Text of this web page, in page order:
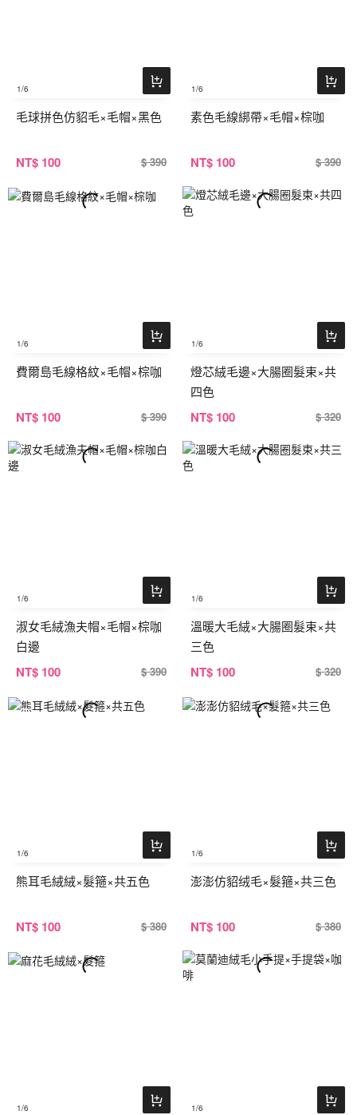
1/6
毛球拼色仿貂毛×毛帽×黑色
NT$ 100 $ 390
1/6
素色毛線綁帶×毛帽×棕咖
NT$ 100 $ 390
1/6
費爾島毛線格紋×毛帽×棕咖
NT$ 100 $ 390
1/6
燈芯絨毛邊×大腸圈髮束×共
四色
NT$ 100 $ 320
1/6
淑女毛絨漁夫帽×毛帽×棕咖
白邊
NT$ 100 $ 390
1/6
溫暖大毛絨×大腸圈髮束×共
三色
NT$ 100 $ 320
1/6
熊耳毛絨絨×髮箍×共五色
NT$ 100 $ 380
1/6
澎澎仿貂绒毛×髮箍×共三色
NT$ 100 $ 380
1/6 1/6